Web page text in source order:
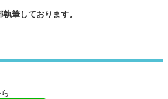
筆しております。